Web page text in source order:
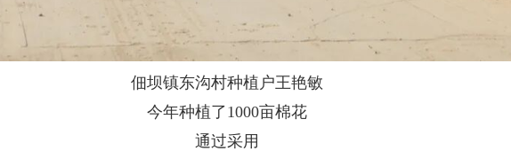
佃坝镇东沟村种植户王艳敏
今年种植了1000亩棉花
通过采用